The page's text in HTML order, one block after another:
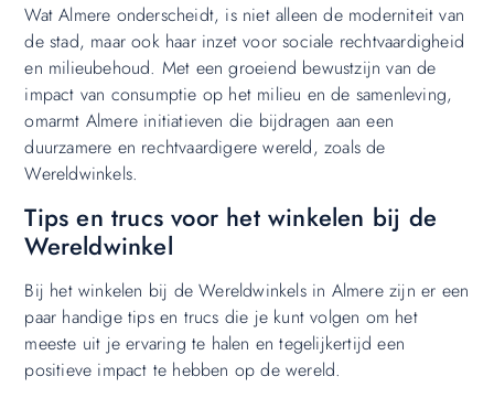
Wat Almere onderscheidt, is niet alleen de moderniteit van
de stad, maar ook haar inzet voor sociale rechtvaardigheid
en milieubehoud. Met een groeiend bewustzijn van de
impact van consumptie op het milieu en de samenleving,
omarmt Almere initiatieven die bijdragen aan een
duurzamere en rechtvaardigere wereld, zoals de
Wereldwinkels.
Tips en trucs voor het winkelen bij de
Wereldwinkel
Bij het winkelen bij de Wereldwinkels in Almere zijn er een
paar handige tips en trucs die je kunt volgen om het
meeste uit je ervaring te halen en tegelijkertijd een
positieve impact te hebben op de wereld.